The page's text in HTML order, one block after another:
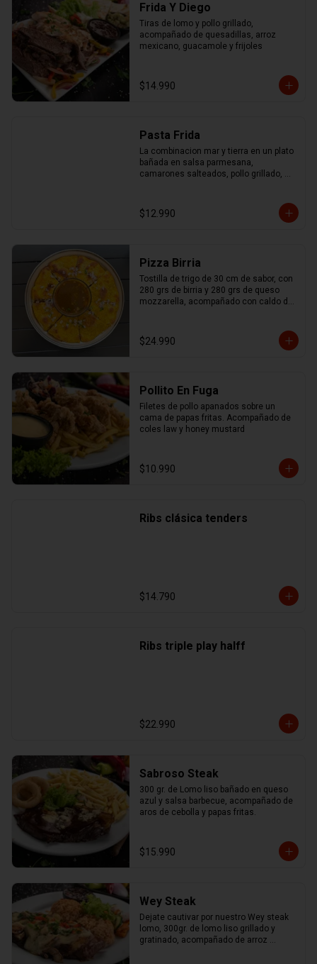
Frida Y Diego
Tiras de lomo y pollo grillado,
acompañado de quesadillas, arroz
mexicano, guacamole y frijoles
$14.990
Pasta Frida
La combinacion mar y tierra en un plato
bañada en salsa parmesana,
camarones salteados, pollo grillado,
$12.990
Pizza Birria
Tostilla de trigo de 30 cm de sabor, con
280 grs de birria y 280 grs de queso
mozzarella, acompañado con caldo de
$24.990
Pollito En Fuga
Filetes de pollo apanados sobre un
cama de papas fritas. Acompañado de
coles law y honey mustard
$10.990
Ribs clásica tenders
$14.790
Ribs triple play halff
$22.990
Sabroso Steak
300 gr. de Lomo liso bañado en queso
azul y salsa barbecue, acompañado de
aros de cebolla y papas fritas.
$15.990
Wey Steak
Dejate cautivar por nuestro Wey steak
lomo, 300gr. de lomo liso grillado y
gratinado, acompañado de arroz